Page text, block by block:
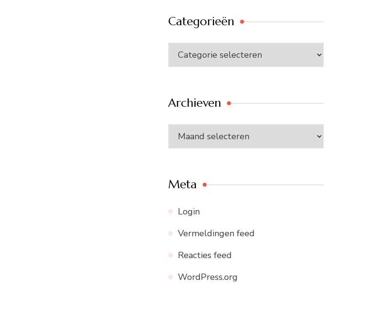
Categorieën
Categorieën
Archieven
Archieven
Meta
Login
Vermeldingen feed
Reacties feed
WordPress.org